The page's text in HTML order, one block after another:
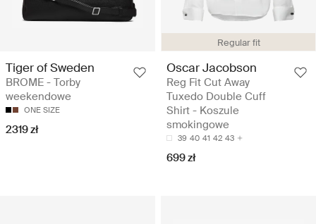
Tiger of Sweden
BROME - Torby
weekendowe
ONE SIZE
2319 zł
Regular fit
Oscar Jacobson
Reg Fit Cut Away
Tuxedo Double Cuff
Shirt - Koszule
smokingowe
39 40 41 42 43
699 zł